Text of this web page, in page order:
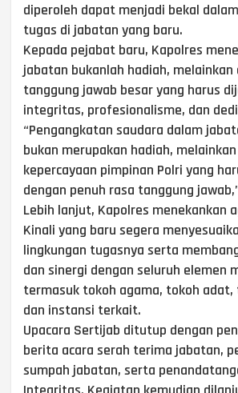
diperoleh dapat menjadi bekal
tugas di jabatan yang baru.
Kepada pejabat baru, Kapolres
jabatan bukanlah hadiah, melainkan
tanggung jawab besar yang harus
integritas, profesionalisme, dan
“Pengangkatan saudara dalam
bukan merupakan hadiah,
kepercayaan pimpinan Polri yang
dengan penuh rasa tanggung
Lebih lanjut, Kapolres menekankan
Kinali yang baru segera
lingkungan tugasnya serta
dan sinergi dengan seluruh elemen
termasuk tokoh agama, tokoh adat,
dan instansi terkait.
Upacara Sertijab ditutup dengan
berita acara serah terima jabatan,
sumpah jabatan, serta